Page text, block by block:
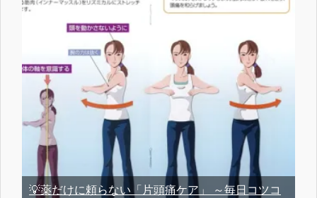
💡薬だけに頼らない「片頭痛ケア」 ～毎日コツコ